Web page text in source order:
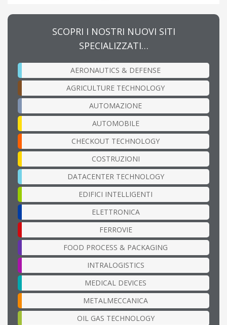
SCOPRI I NOSTRI NUOVI SITI
SPECIALIZZATI…
AERONAUTICS & DEFENSE
AGRICULTURE TECHNOLOGY
AUTOMAZIONE
AUTOMOBILE
CHECKOUT TECHNOLOGY
COSTRUZIONI
DATACENTER TECHNOLOGY
EDIFICI INTELLIGENTI
ELETTRONICA
FERROVIE
FOOD PROCESS & PACKAGING
INTRALOGISTICS
MEDICAL DEVICES
METALMECCANICA
OIL GAS TECHNOLOGY